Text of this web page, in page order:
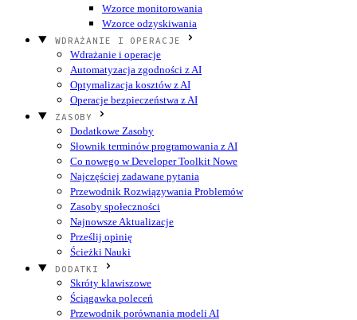
Wzorce monitorowania
Wzorce odzyskiwania
WDRAŻANIE I OPERACJE
Wdrażanie i operacje
Automatyzacja zgodności z AI
Optymalizacja kosztów z AI
Operacje bezpieczeństwa z AI
ZASOBY
Dodatkowe Zasoby
Słownik terminów programowania z AI
Co nowego w Developer Toolkit Nowe
Najczęściej zadawane pytania
Przewodnik Rozwiązywania Problemów
Zasoby społeczności
Najnowsze Aktualizacje
Prześlij opinię
Ścieżki Nauki
DODATKI
Skróty klawiszowe
Ściągawka poleceń
Przewodnik porównania modeli AI